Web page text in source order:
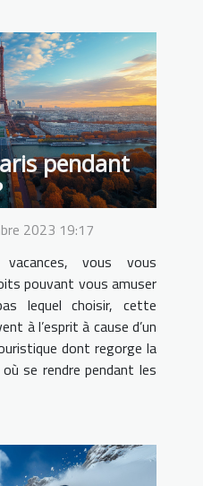
pendant
2023 19:17
vous vous
pouvant vous amuser
lequel choisir, cette
à l’esprit à cause d’un
dont regorge la
se rendre pendant les